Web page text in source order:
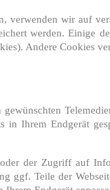
verwenden wir auf
werden. Einige
Andere Cookies
Ihrem Endgerät
der Zugriff auf
ggf. Teile der